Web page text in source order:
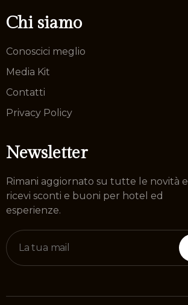
Chi siamo
Conoscici meglio
Media Kit
Contatti
Privacy Policy
Newsletter
Rimani aggiornato su tutte le novità e
ricevi sconti e buoni per hotel ed
esperienze.